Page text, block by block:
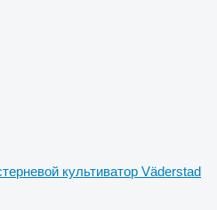
культиватор Väderstad